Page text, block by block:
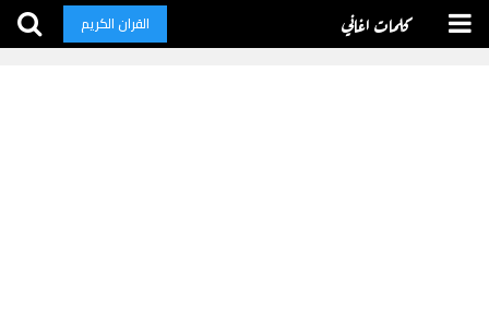
كلمات اغاني القران الكريم